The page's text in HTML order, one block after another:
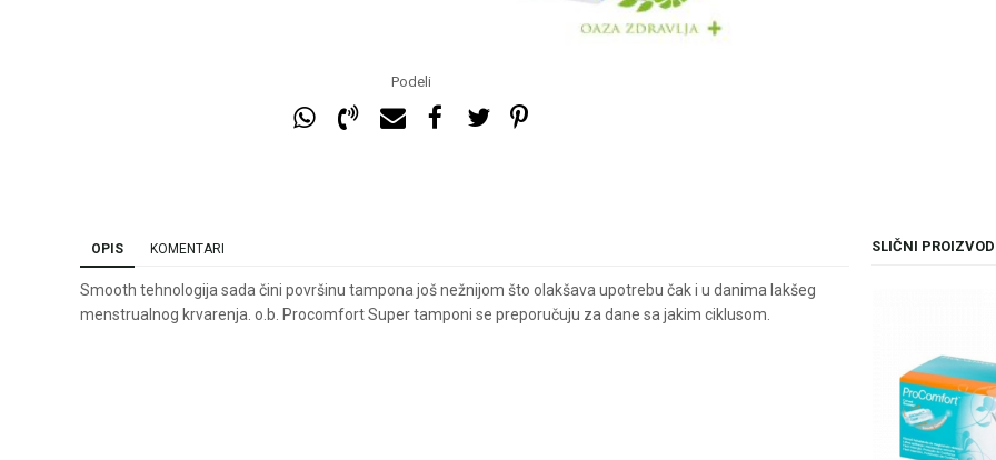
Podeli
OPIS KOMENTARI
Smooth tehnologija sada čini površinu tampona još nežnijom što olakšava upotrebu čak i u danima lakšeg
menstrualnog krvarenja. o.b. Procomfort Super tamponi se preporučuju za dane sa jakim ciklusom.
SLIČNI